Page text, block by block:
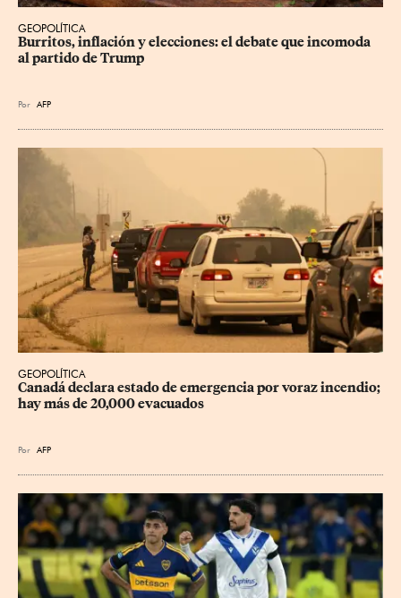
GEOPOLÍTICA
Burritos, inflación y elecciones: el debate que incomoda
al partido de Trump
Por AFP
GEOPOLÍTICA
Canadá declara estado de emergencia por voraz incendio;
hay más de 20,000 evacuados
Por AFP